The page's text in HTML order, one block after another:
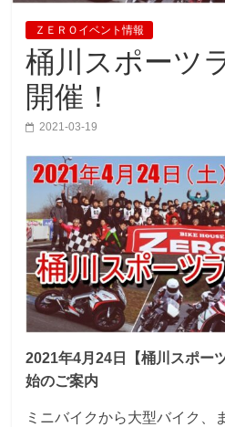
ＺＥＲＯイベント情報
桶川スポーツ
開催！
2021-03-19
2021年4月24日【桶川スポー
始のご案内
ミニバイクから大型バイク、